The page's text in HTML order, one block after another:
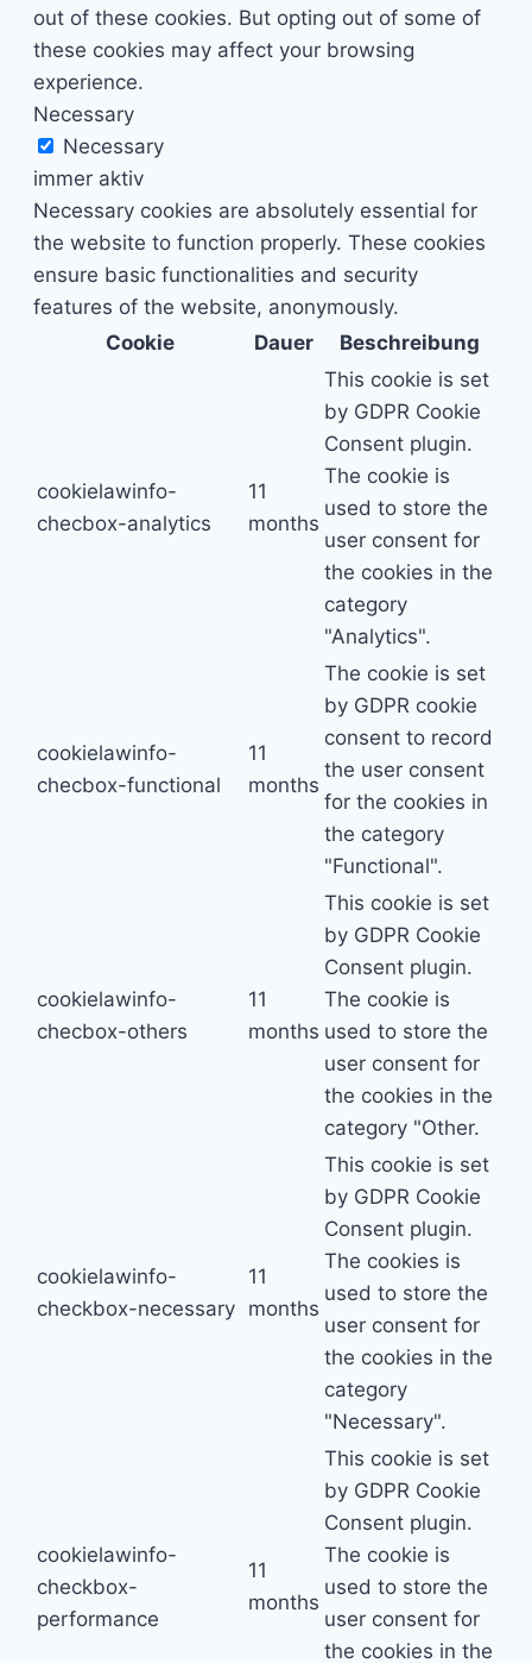
out of these cookies. But opting out of some of
these cookies may affect your browsing
experience.
Necessary
Necessary
immer aktiv
Necessary cookies are absolutely essential for
the website to function properly. These cookies
ensure basic functionalities and security
features of the website, anonymously.
Cookie
Dauer Beschreibung
cookielawinfo-
checbox-analytics
11
months
This cookie is set
by GDPR Cookie
Consent plugin.
The cookie is
used to store the
user consent for
the cookies in the
category
"Analytics".
cookielawinfo-
checbox-functional
11
months
The cookie is set
by GDPR cookie
consent to record
the user consent
for the cookies in
the category
"Functional".
cookielawinfo-
checbox-others
11
months
This cookie is set
by GDPR Cookie
Consent plugin.
The cookie is
used to store the
user consent for
the cookies in the
category "Other.
cookielawinfo-
checkbox-necessary
11
months
This cookie is set
by GDPR Cookie
Consent plugin.
The cookies is
used to store the
user consent for
the cookies in the
category
"Necessary".
cookielawinfo-
checkbox-
performance
11
months
This cookie is set
by GDPR Cookie
Consent plugin.
The cookie is
used to store the
user consent for
the cookies in the